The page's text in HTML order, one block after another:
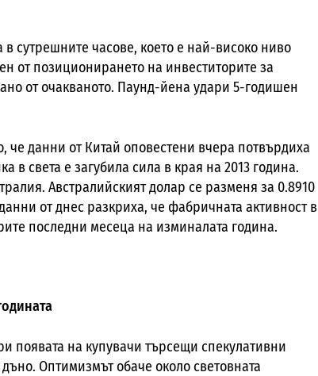
сутрешните часове, което е най-високо ниво
от позиционирането на инвеститорите за
от очакваното. Паунд-йена удари 5-годишен
че данни от Китай оповестени вчера потвърдиха
в света е загубила сила в края на 2013 година.
Австралийският долар се разменя за 0.8910
от днес разкриха, че фабричната активност в
последни месеца на изминалата година.
появата на купувачи търсещи спекулативни
Оптимизмът обаче около световната